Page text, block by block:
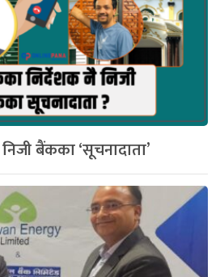
बैंकका ‘सूचनादाता’